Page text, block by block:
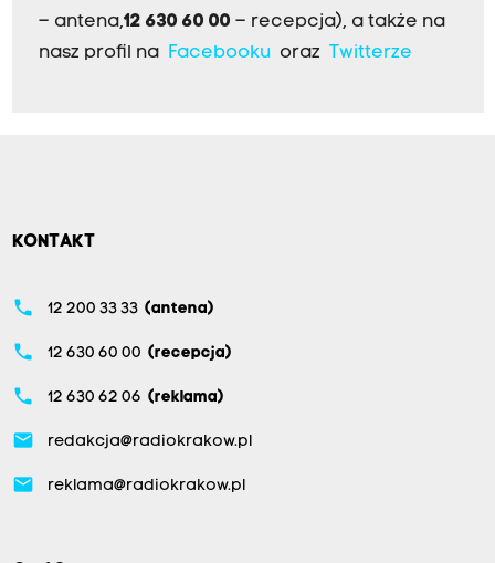
– antena,12 630 60 00 – recepcja), a także na
nasz profil na
Facebookuoraz Twitterze
KONTAKT
phone 12 200 33 33 (antena)
phone 12 630 60 00 (recepcja)
phone 12 630 62 06 (reklama)
email redakcja@radiokrakow.pl
email reklama@radiokrakow.pl